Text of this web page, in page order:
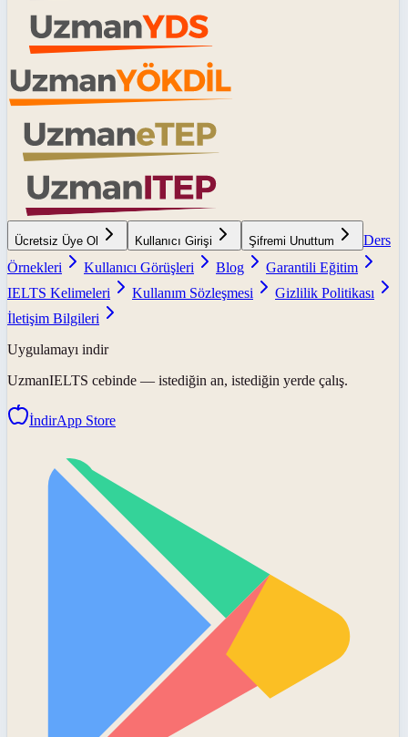
Ücretsiz Üye Ol Kullanıcı Girişi Şifremi Unuttum
Ders
Örnekleri
Kullanıcı Görüşleri Blog
Garantili Eğitim
IELTS Kelimeleri
Kullanım Sözleşmesi
Gizlilik Politikası
İletişim Bilgileri
Uygulamayı indir
UzmanIELTS cebinde — istediğin an, istediğin yerde çalış.
İndirApp Store